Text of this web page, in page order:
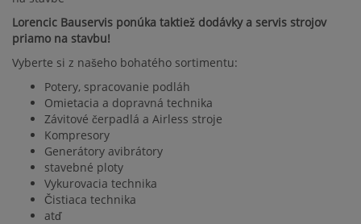
Lorencic Bauservis ponúka taktiež dodávky a servis strojov
priamo na stavbu!
Vyberte si z našeho bohatého sortimentu:
Potery, spracovanie podláh
Omietacia a dopravná technika
Závitové čerpadlá a Airless stroje
Kompresory
Generátory avibrátory
stavebné ploty
Vykurovacia technika
Čistiaca technika
atď